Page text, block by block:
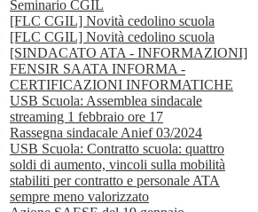
Seminario CGIL
[FLC CGIL] Novità cedolino scuola
[FLC CGIL] Novità cedolino scuola
[SINDACATO ATA - INFORMAZIONI]
FENSIR SAATA INFORMA -
CERTIFICAZIONI INFORMATICHE
USB Scuola: Assemblea sindacale
streaming 1 febbraio ore 17
Rassegna sindacale Anief 03/2024
USB Scuola: Contratto scuola: quattro
soldi di aumento, vincoli sulla mobilità
stabiliti per contratto e personale ATA
sempre meno valorizzato